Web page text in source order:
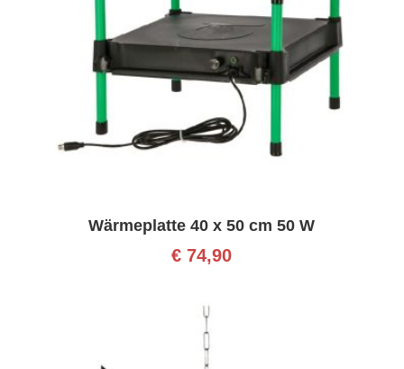
Wärmeplatte 40 x 50 cm 50 W
€ 74,90